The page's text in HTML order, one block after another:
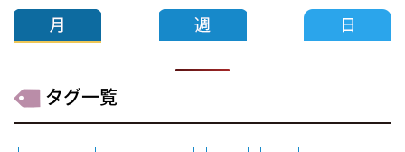
タグ一覧